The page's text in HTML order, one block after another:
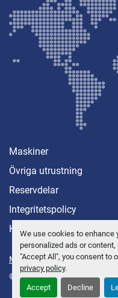
We use cookies to enhance
personalized ads or
"Accept All", you consent to
privacy policy.
Accept Decline
Maskiner
Övriga utrustning
Reservdelar
Integritetspolicy
Kontakt
Manage Cookies
© Copyright Anders Brolin